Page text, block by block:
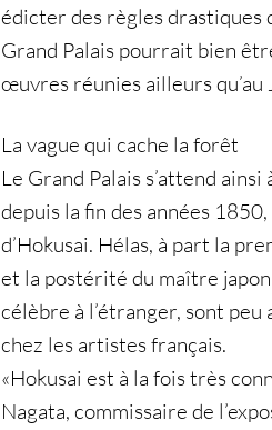
édicter des règles drastiques
Grand Palais pourrait bien
œuvres réunies ailleurs qu’au
La vague qui cache la forêt
Le Grand Palais s’attend
depuis la fin des années
d’Hokusai. Hélas, à part la
et la postérité du maître
célèbre à l’étranger, sont peu
chez les artistes français.
«Hokusai est à la fois très
Nagata, commissaire de